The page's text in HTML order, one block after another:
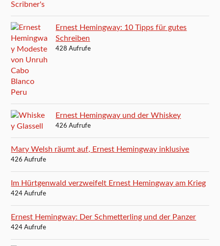
Ernest Hemingway: 10 Tipps für gutes
Schreiben
428 Aufrufe
Ernest Hemingway und der Whiskey
426 Aufrufe
Mary Welsh räumt auf, Ernest Hemingway inklusive
426 Aufrufe
Im Hürtgenwald verzweifelt Ernest Hemingway am Krieg
424 Aufrufe
Ernest Hemingway: Der Schmetterling und der Panzer
424 Aufrufe